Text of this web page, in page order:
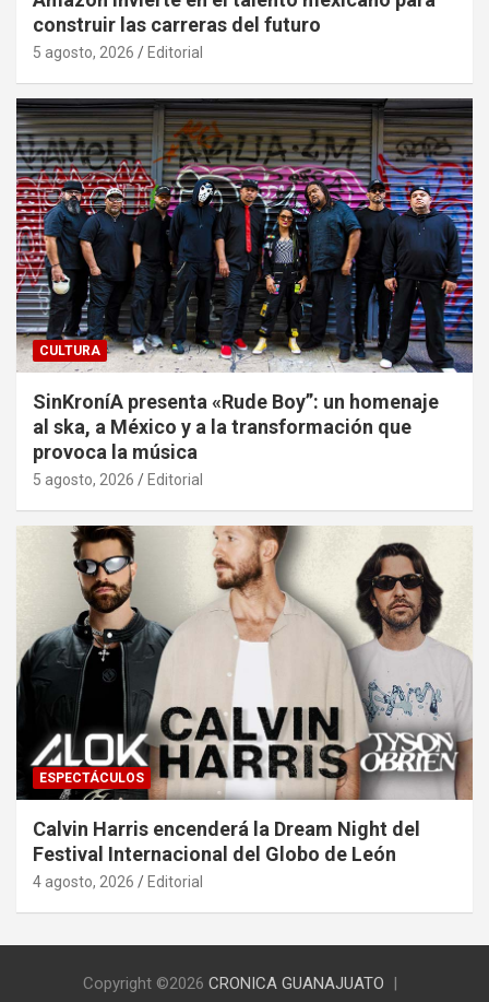
construir las carreras del futuro
5 agosto, 2026 Editorial
CULTURA
SinKroníA presenta «Rude Boy”: un homenaje
al ska, a México y a la transformación que
provoca la música
5 agosto, 2026 Editorial
ESPECTÁCULOS
Calvin Harris encenderá la Dream Night del
Festival Internacional del Globo de León
4 agosto, 2026 Editorial
Copyright ©2026 CRONICA GUANAJUATO